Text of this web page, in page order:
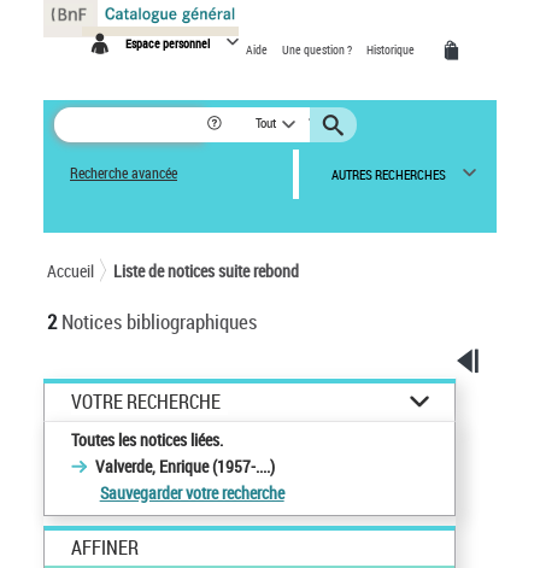
Espace personnel Aide Une question ? Historique
Tout
Recherche avancée AUTRES RECHERCHES
Accueil Liste de notices suite rebond
2Notices bibliographiques
VOTRE RECHERCHE
Toutes les notices liées.
Valverde, Enrique (1957-....)
Sauvegarder votre recherche
AFFINER
Panneau de gestion des cookies